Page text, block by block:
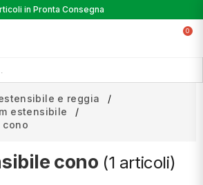
0
in Pronta Consegna
e reggia
estensibile
cono
cono (1 articoli)